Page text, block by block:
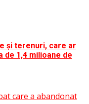
și terenuri, care ar
de 1,4 milioane de
care a abandonat